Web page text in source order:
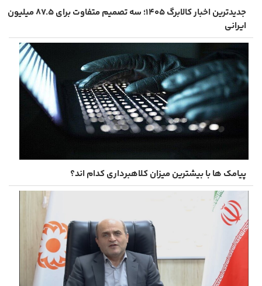
جدیدترین اخبار کالابرگ ۱۴۰۵؛ سه تصمیم متفاوت برای ۸۷.۵ میلیون
ایرانی
پیامک ها با بیشترین میزان کلاهبرداری کدام اند؟